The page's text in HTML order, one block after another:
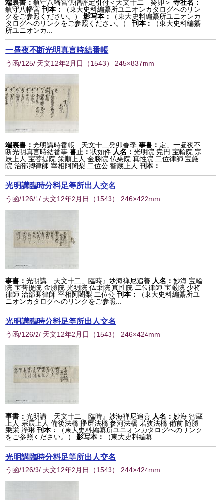
端裏書：鎮守八幡宮供僧評定引付＜天文十二 癸卯＞ 寺社名：
鎮守八幡宮 刊本：
（東大史料編纂所ユニオンカタログへのリン
クをご参照ください。）
影写本：
（東大史料編纂所ユニオンカ
タログへのリンクをご参照ください。）
刊本：
（東大史料編纂
所ユニオンカ...
一昼夜不断光明真言時結番帳
う函/125/ 天文12年2月日 （1543） 245×837mm
端裏書：光明講時番帳 天文十二癸卯春季 事書： 定」一昼夜不
断光明真言時結番事 書止：状如件 人名：光明院 尭円 宝輪院 宗
辰上人 宝菩提院 栄順上人 金勝院 仏乗院 真性院 二位律師 宝厳
院 治部卿律師 宰相阿闍梨 二位公 智蔵上人 刊本：
光明講臨時分料足等所出人交名
う函/126/1/ 天文12年2月日 （1543） 246×422mm
事書：光明講 天文十二」臨時』妙海禅尼追善 人名：妙海 宝輪
院 宝菩提院 金勝院 光明院 仏乗院 真性院 二位律師 宝厳院 少将
律師 治部卿律師 宰相阿闍梨 二位公 刊本：
（東大史料編纂所ユ
ニオンカタログへのリンクをご参照...
光明講臨時分料足等所出人交名
う函/126/2/ 天文12年2月日 （1543） 246×424mm
事書：光明講 天文十二」臨時』妙海禅尼追善 人名：妙海 智蔵
上人 宗辰上人 備後法橋 播磨法橋 参河法橋 若狭法橋 備前 随勝
乗栄 浄琳 刊本：
（東大史料編纂所ユニオンカタログへのリンク
をご参照ください。）
影写本： （東大史料編纂...
光明講臨時分料足等所出人交名
う函/126/3/ 天文12年2月日 （1543） 244×424mm